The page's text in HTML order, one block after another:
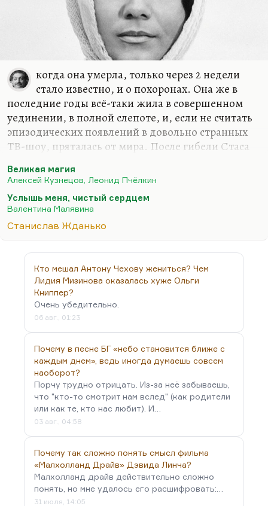
когда она умерла, только через 2 недели
стало известно, и о похоронах. Она же в
последние годы всё-таки жила в совершенном
уединении, в полной слепоте, и, если не считать
эпизодических появлений в довольно странных
ТВ-шоу, пряталась от мира. После гибели Стаса
наперекосяк. Я хорошо знал Виктора Проскурина
— с ним дружил, рискну сказать. Вот это была
тема, которую он никогда не трогал. Он близко
трагедия, говорить о которой время не пришло.
Вот какая штука. Я сейчас буду ходить по
тонкому льду, но надо же иногда поговорить с
понимающей аудиторией с некоторой мерой
откровенности. Малявина — это то, что
называется…
Великая магия
Алексей Кузнецов, Леонид Пчёлкин
Услышь меня, чистый сердцем
Валентина Малявина
Станислав Жданько
Кто мешал Антону Чехову жениться? Чем
Лидия Мизинова оказалась хуже Ольги
Книппер?
Очень убедительно.
06 авг., 01:23
Почему в песне БГ «небо становится ближе с
каждым днем», ведь иногда думаешь совсем
наоборот?
Порчу трудно отрицать. Из-за неё забываешь,
что "кто-то смотрит нам вслед" (как родители
или как те, кто нас любит). И…
03 авг., 04:58
Почему так сложно понять смысл фильма
«Малхолланд Драйв» Дэвида Линча?
Малхолланд драйв действительно сложно
понять, но мне удалось его расшифровать:…
31 июля, 14:05